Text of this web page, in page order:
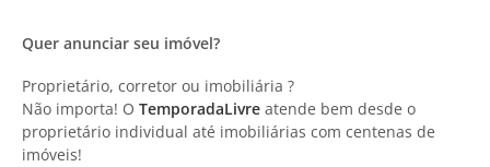
Quer anunciar seu imóvel?
Proprietário, corretor ou imobiliária ?
Não importa! O TemporadaLivre atende bem desde o
proprietário individual até imobiliárias com centenas de
imóveis!